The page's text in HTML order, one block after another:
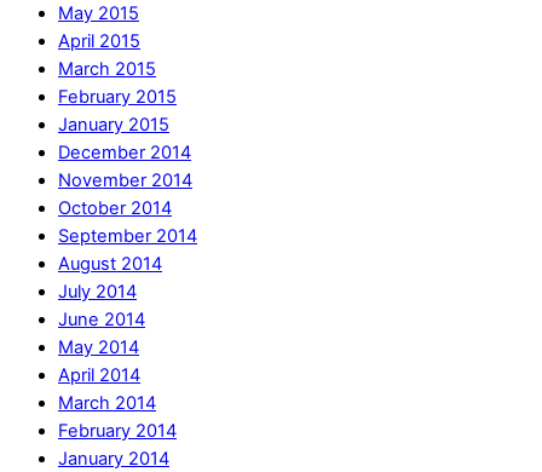
May 2015
April 2015
March 2015
February 2015
January 2015
December 2014
November 2014
October 2014
September 2014
August 2014
July 2014
June 2014
May 2014
April 2014
March 2014
February 2014
January 2014